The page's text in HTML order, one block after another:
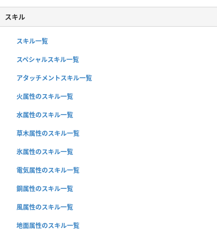
スキル
スキル一覧
スペシャルスキル一覧
アタッチメントスキル一覧
火属性のスキル一覧
水属性のスキル一覧
草木属性のスキル一覧
氷属性のスキル一覧
電気属性のスキル一覧
鋼属性のスキル一覧
風属性のスキル一覧
地面属性のスキル一覧